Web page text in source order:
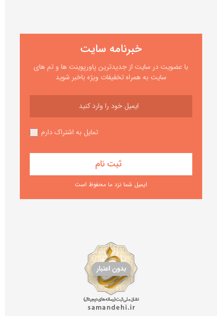
خبرنامه سایت
با عضویت در سایت از جدیدترین پاورپوینت ها و تم های
سایت به همراه تخفیفات ویژه باخبر شوید
تمایل به اشتراک دارم
ایمیل شما نزد ما محفوظ است